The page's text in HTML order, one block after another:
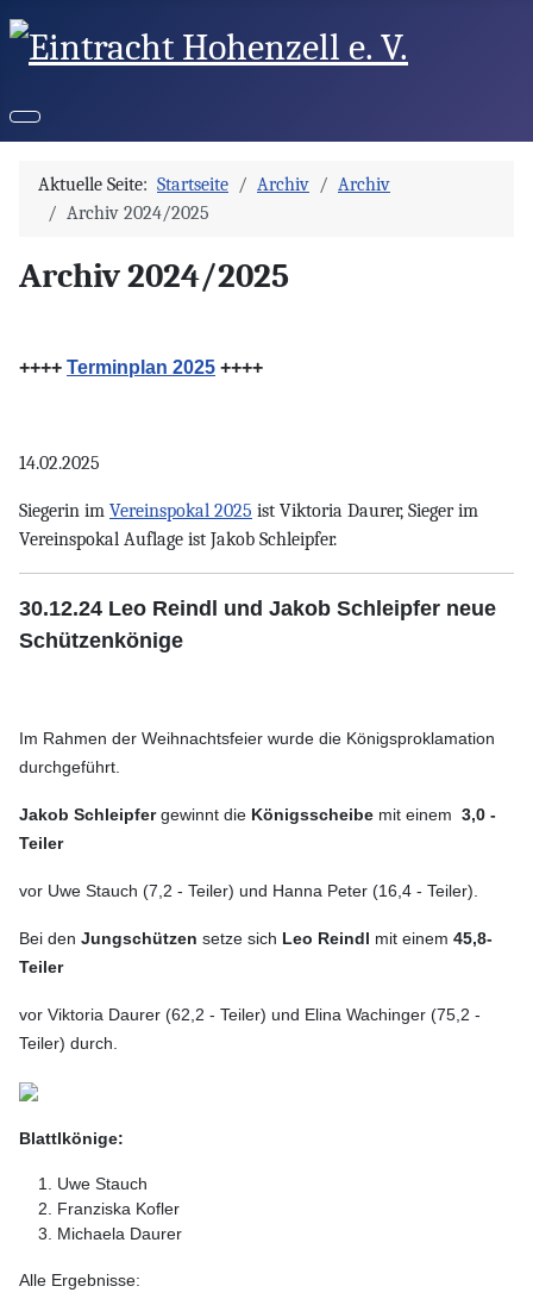
Aktuelle Seite: Startseite Archiv
Archiv
Archiv 2024/2025
Archiv 2024/2025
++++ Terminplan 2025 ++++
14.02.2025
Siegerin im Vereinspokal 2025 ist Viktoria Daurer, Sieger im
Vereinspokal Auflage ist Jakob Schleipfer.
30.12.24 Leo Reindl und Jakob Schleipfer neue
Schützenkönige
Im Rahmen der Weihnachtsfeier wurde die Königsproklamation
durchgeführt.
Jakob Schleipfergewinnt die Königsscheibe mit einem 3,0 -
Teiler
vor Uwe Stauch (7,2 - Teiler) und Hanna Peter (16,4 - Teiler).
Bei den Jungschützen setze sich Leo Reindl mit einem 45,8-
Teiler
vor Viktoria Daurer (62,2 - Teiler) und Elina Wachinger (75,2 -
Teiler) durch.
Blattlkönige:
Uwe Stauch
Franziska Kofler
Michaela Daurer
Alle Ergebnisse: